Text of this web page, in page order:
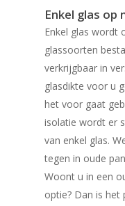
Enkel glas op
Enkel glas wordt
glassoorten
verkrijgbaar in
glasdikte voor u
het voor gaat
isolatie wordt er
van enkel glas.
tegen in oude
Woont u in een
optie? Dan is het